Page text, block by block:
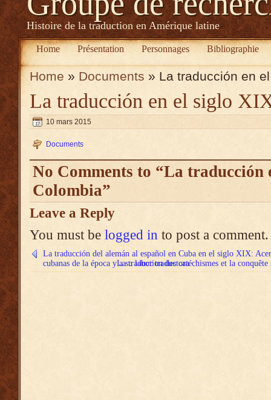
Histoire de la traduction en Amérique latine
Home Présentation Personnages Bibliographie
Home » Documents » La traducción en
La traducción en el siglo
10 mars 2015
Documents
No Comments to “La traducción
Colombia”
Leave a Reply
You must be logged in to post a comment.
La traducción del alemán al español en Cuba en el siglo XIX:
cubanas de la época y a su labor traductora
La traduction des catéchismes et la